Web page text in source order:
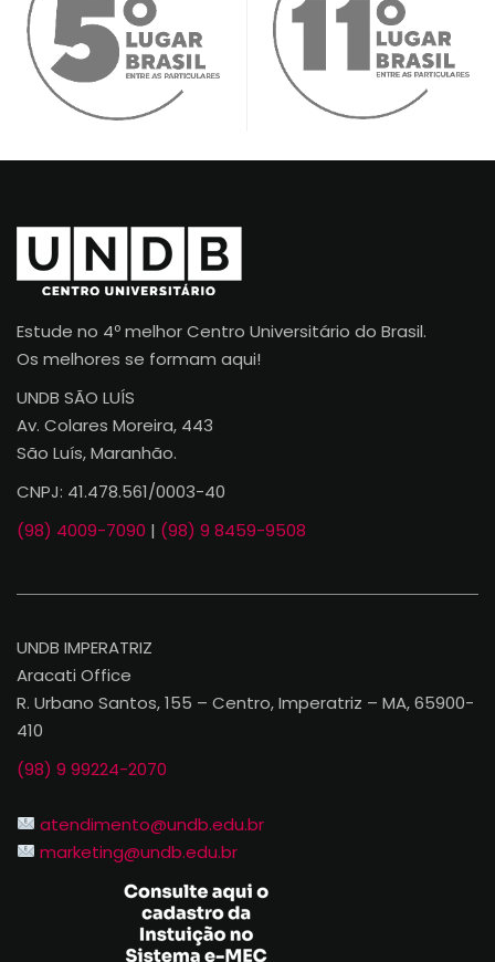
Estude no 4º melhor Centro Universitário do Brasil.
Os melhores se formam aqui!
UNDB SÃO LUÍS
Av. Colares Moreira, 443
São Luís, Maranhão.
CNPJ: 41.478.561/0003-40
(98) 4009-7090 | (98) 9 8459-9508
UNDB IMPERATRIZ
Aracati Office
R. Urbano Santos, 155 – Centro, Imperatriz – MA, 65900-
410
(98) 9 99224-2070
atendimento@undb.edu.br
marketing@undb.edu.br